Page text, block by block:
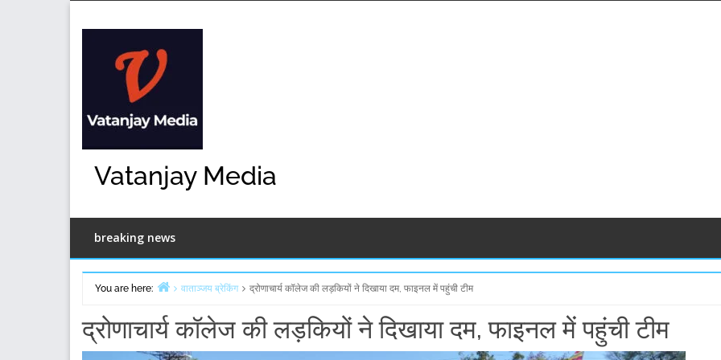
Vatanjay Media
breaking news
You are here:
वाताञ्जय ब्रेकिंग द्रोणाचार्य कॉलेज की लड़कियों ने दिखाया दम, फाइनल में पहुंची टीम
द्रोणाचार्य कॉलेज की लड़कियों ने दिखाया दम, फाइनल में पहुंची टीम